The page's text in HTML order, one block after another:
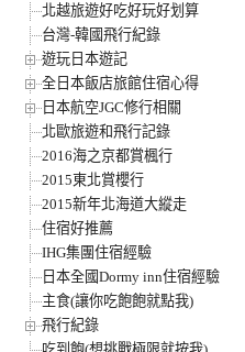
北越旅遊好吃好玩好划算
台灣-韓國飛行紀錄
遊玩日本遊記
全日本飯店旅館住宿心得
日本航空JGC修行相關
北歐旅遊和飛行記錄
2016海之京都賞楓行
2015東北賞櫻行
2015新年北海道大縱走
住宿好推薦
IHG集團住宿經驗
日本全國Dormy inn住宿經驗
主食(讓你吃飽飽就點我)
飛行紀錄